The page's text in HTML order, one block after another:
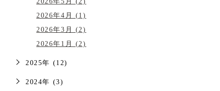
2026年4月 (1)
2026年3月 (2)
2026年1月 (2)
2025年 (12)
2024年 (3)